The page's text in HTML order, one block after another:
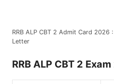
RRB ALP CBT 2 Admit Card 2026
Letter
RRB ALP CBT 2